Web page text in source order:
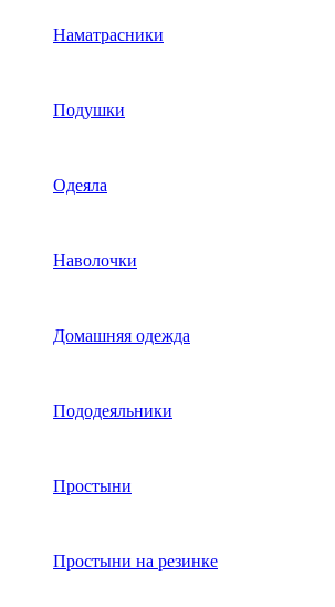
Наматрасники
Подушки
Одеяла
Наволочки
Домашняя одежда
Пододеяльники
Простыни
Простыни на резинке